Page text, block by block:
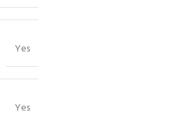
Yes
Yes